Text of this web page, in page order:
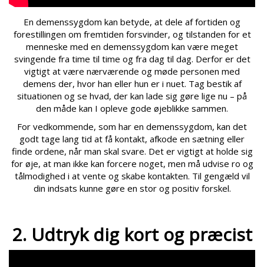
En demenssygdom kan betyde, at dele af fortiden og
forestillingen om fremtiden forsvinder, og tilstanden for et
menneske med en demenssygdom kan være meget
svingende fra time til time og fra dag til dag. Derfor er det
vigtigt at være nærværende og møde personen med
demens der, hvor han eller hun er i nuet. Tag bestik af
situationen og se hvad, der kan lade sig gøre lige nu – på
den måde kan I opleve gode øjeblikke sammen.
For vedkommende, som har en demenssygdom, kan det
godt tage lang tid at få kontakt, afkode en sætning eller
finde ordene, når man skal svare. Det er vigtigt at holde sig
for øje, at man ikke kan forcere noget, men må udvise ro og
tålmodighed i at vente og skabe kontakten. Til gengæld vil
din indsats kunne gøre en stor og positiv forskel.
2. Udtryk dig kort og præcist